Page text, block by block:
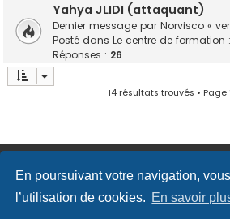
En poursuivant votre navigation,
l’utilisation de cookies. En savoir
Yahya JLIDI (attaquant)
Dernier message par Norvisco «
Posté dans Le centre de formation
Réponses : 26
14 résultats trouvés • Page
Développé parphpBB®